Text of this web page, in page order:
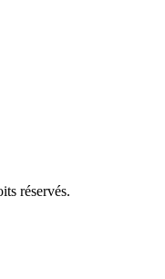
réservés.